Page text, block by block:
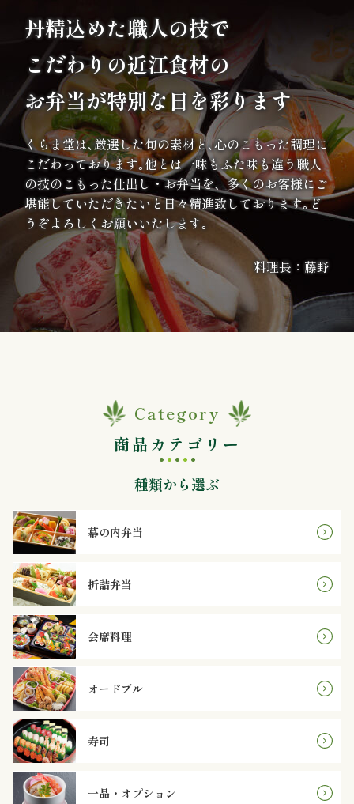
オ
ド
ブ
ル
寿
司
一
品・
近
江
牛・
肉
メ
イ
ン
鰻・
丹精込めた職人の技で
こだわりの近江食材の
お弁当が特別な日を彩ります
くらま堂は､厳選した旬の素材と､心のこもった調理に
こだわっております｡他とは一味もふた味も違う職人
の技のこもった仕出し・お弁当を、多くのお客様にご
堪能していただきたいと日々精進致しております｡ど
うぞよろしくお願いいたします｡
料理長：藤野
Category
商品カテゴリー
種類から選ぶ
幕の内弁当
折詰弁当
会席料理
オードブル
寿司
一品・オプション